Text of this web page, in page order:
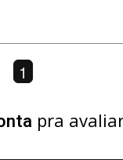
1
pra